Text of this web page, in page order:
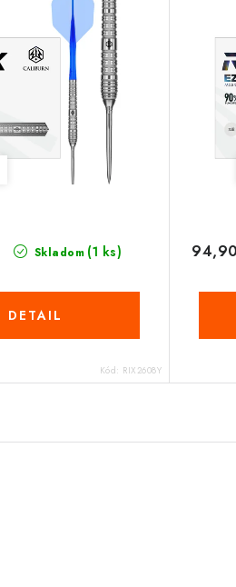
Skladom (1 ks)
DETAIL
Kód: RIX2608Y